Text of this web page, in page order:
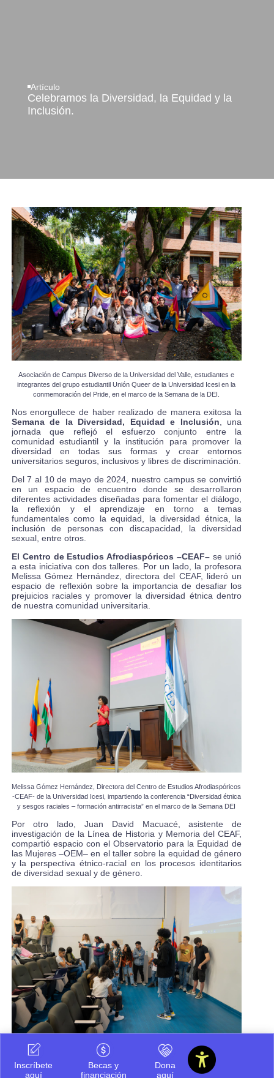
Artículo
Celebramos la Diversidad, la Equidad y la
Inclusión.
Asociación de Campus Diverso de la Universidad del Valle, estudiantes e
integrantes del grupo estudiantil Unión Queer de la Universidad Icesi en la
conmemoración del Pride, en el marco de la Semana de la DEI.
Nos enorgullece de haber realizado de manera exitosa la
Semana de la Diversidad, Equidad e Inclusión , una
jornada que reflejó el esfuerzo conjunto entre la
comunidad estudiantil y la institución para promover la
diversidad en todas sus formas y crear entornos
universitarios seguros, inclusivos y libres de discriminación.
Del 7 al 10 de mayo de 2024, nuestro campus se convirtió
en un espacio de encuentro donde se desarrollaron
diferentes actividades diseñadas para fomentar el diálogo,
la reflexión y el aprendizaje en torno a temas
fundamentales como la equidad, la diversidad étnica, la
inclusión de personas con discapacidad, la diversidad
sexual, entre otros.
El Centro de Estudios Afrodiaspóricos –CEAF– se unió
a esta iniciativa con dos talleres. Por un lado, la profesora
Melissa Gómez Hernández, directora del CEAF, lideró un
espacio de reflexión sobre la importancia de desafiar los
prejuicios raciales y promover la diversidad étnica dentro
de nuestra comunidad universitaria.
Melissa Gómez Hernández, Directora del Centro de Estudios Afrodiaspóricos
-CEAF- de la Universidad Icesi, impartiendo la conferencia “Diversidad étnica
y sesgos raciales – formación antirracista” en el marco de la Semana DEI
Por otro lado, Juan David Macuacé, asistente de
investigación de la Línea de Historia y Memoria del CEAF,
compartió espacio con el Observatorio para la Equidad de
las Mujeres –OEM– en el taller sobre la equidad de género
y la perspectiva étnico-racial en los procesos identitarios
de diversidad sexual y de género.
Juan David Macuacé, Asistente de investigación de la línea Historia y
Memoria del CEAF, realizando, junto al Observatorio para la Equidad de las
Mujeres (OEM), el taller sobre Equidad de Género y Diversidad Sexual.
Inscríbete
aquí
Becas y
financiación
Dona
aquí